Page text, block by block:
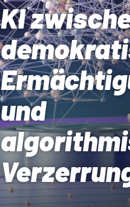
KI
und